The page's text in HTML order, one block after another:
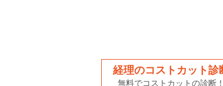
経理のコストカット診
無料でコストカットの診断！